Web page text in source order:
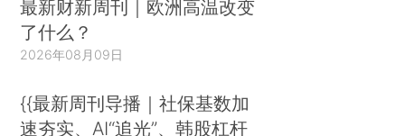
最新财新周刊｜欧洲高温改变
了什么？
2026年08月09日
{{最新周刊导播｜社保基数加
速夯实、AI“追光”、韩股杠杆